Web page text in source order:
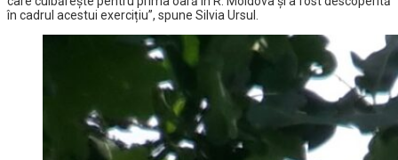
în cadrul acestui exercițiu”, spune Silvia Ursul.